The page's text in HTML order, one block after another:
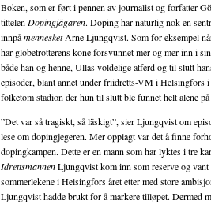
Boken, som er ført i pennen av journalist og forfatter
tittelen Dopingjägaren. Doping har naturlig nok en
innpåmennesketArne Ljungqvist. Som for eksempel
har globetrotterens kone forsvunnet mer og mer inn i
både han og henne, Ullas voldelige atferd og til slutt
episoder, blant annet under friidretts-VM i Helsingfors
folketom stadion der hun til slutt ble funnet helt alene
”Det var så tragiskt, så läskigt”, sier Ljungqvist om
lese om dopingjegeren. Mer opplagt var det å finne
dopingkampen. Dette er en mann som har lyktes i tre
IdrettsmannenLjungqvist kom inn som reserve og
sommerlekene i Helsingfors året etter med store
Ljungqvist hadde brukt for å markere tilløpet. Dermed